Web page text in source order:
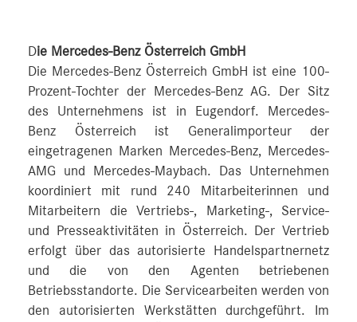
Die Mercedes-Benz Österreich GmbH
Die Mercedes-Benz Österreich GmbH ist eine 100-
Prozent-Tochter der Mercedes-Benz AG. Der Sitz
des Unternehmens ist in Eugendorf. Mercedes-
Benz Österreich ist Generalimporteur der
eingetragenen Marken Mercedes-Benz, Mercedes-
AMG und Mercedes-Maybach. Das Unternehmen
koordiniert mit rund 240 Mitarbeiterinnen und
Mitarbeitern die Vertriebs-, Marketing-, Service-
und Presseaktivitäten in Österreich. Der Vertrieb
erfolgt über das autorisierte Handelspartnernetz
und die von den Agenten betriebenen
Betriebsstandorte. Die Servicearbeiten werden von
den autorisierten Werkstätten durchgeführt. Im